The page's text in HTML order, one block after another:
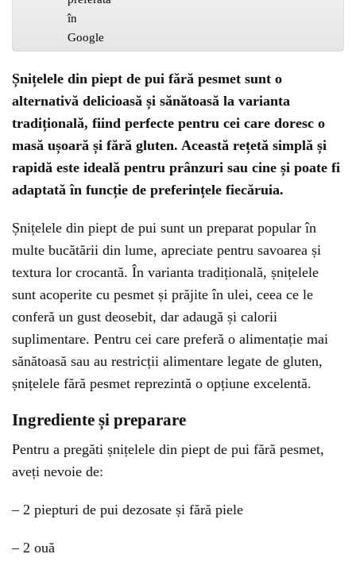
Șnițelele din piept de pui fără pesmet sunt o
alternativă delicioasă și sănătoasă la varianta
tradițională, fiind perfecte pentru cei care doresc o
masă ușoară și fără gluten. Această rețetă simplă și
rapidă este ideală pentru prânzuri sau cine și poate fi
adaptată în funcție de preferințele fiecăruia.
Șnițelele din piept de pui sunt un preparat popular în
multe bucătării din lume, apreciate pentru savoarea și
textura lor crocantă. În varianta tradițională, șnițelele
sunt acoperite cu pesmet și prăjite în ulei, ceea ce le
conferă un gust deosebit, dar adaugă și calorii
suplimentare. Pentru cei care preferă o alimentație mai
sănătoasă sau au restricții alimentare legate de gluten,
șnițelele fără pesmet reprezintă o opțiune excelentă.
Ingrediente și preparare
Pentru a pregăti șnițelele din piept de pui fără pesmet,
aveți nevoie de:
– 2 piepturi de pui dezosate și fără piele
– 2 ouă